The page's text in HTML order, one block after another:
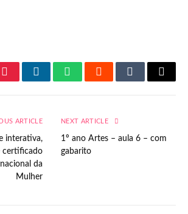
PinterestLinkedInWhatsAppRedditTumblrEmail
ARTICLE
interativa,
certificado
da
Mulher
NEXT ARTICLE
1º ano Artes – aula 6 – com
gabarito